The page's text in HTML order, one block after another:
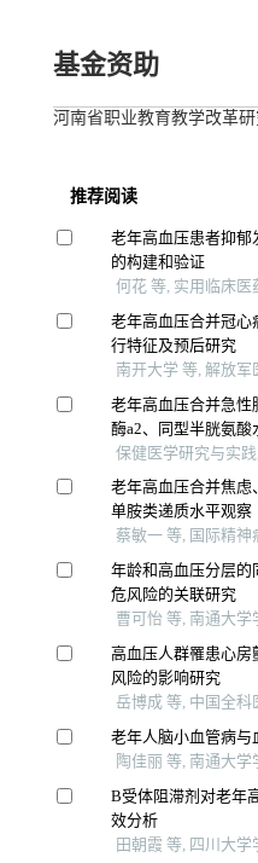
基金资助
河南省职业教育教学改革